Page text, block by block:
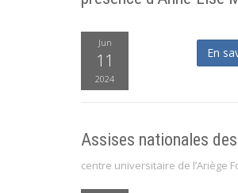
Jun
11
2024
En
Assises nationales
centre universitaire de l’Ariège